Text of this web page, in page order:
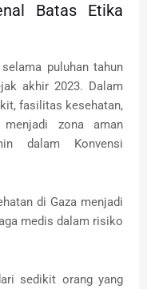
Batas Etika
puluhan tahun
akhir 2023. Dalam
fasilitas kesehatan,
zona aman
dalam Konvensi
di Gaza menjadi
medis dalam risiko
sedikit orang yang